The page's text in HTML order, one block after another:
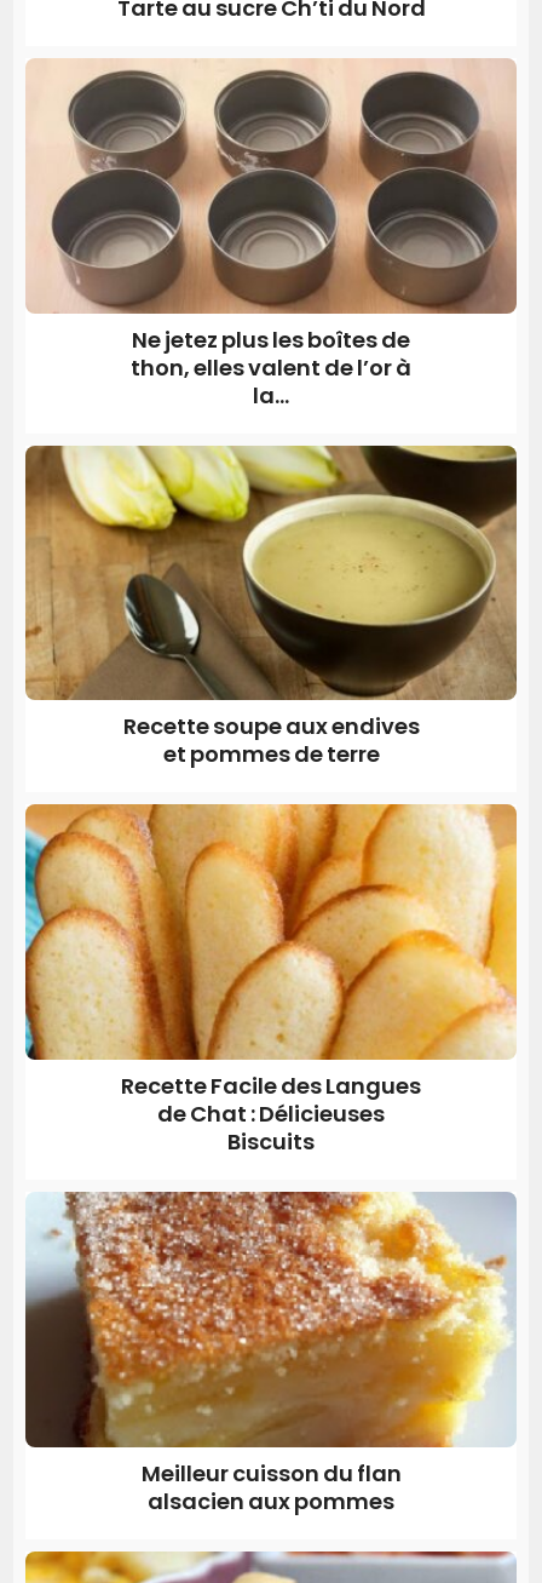
Tarte au sucre Ch’ti du Nord
Ne jetez plus les boîtes de
thon, elles valent de l’or à
la...
Recette soupe aux endives
et pommes de terre
Recette Facile des Langues
de Chat : Délicieuses
Biscuits
Meilleur cuisson du flan
alsacien aux pommes